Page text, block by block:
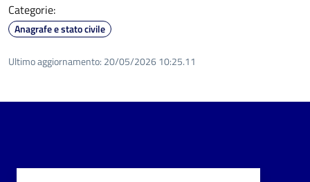
Categorie:
Anagrafe e stato civile
Ultimo aggiornamento: 20/05/2026 10:25.11